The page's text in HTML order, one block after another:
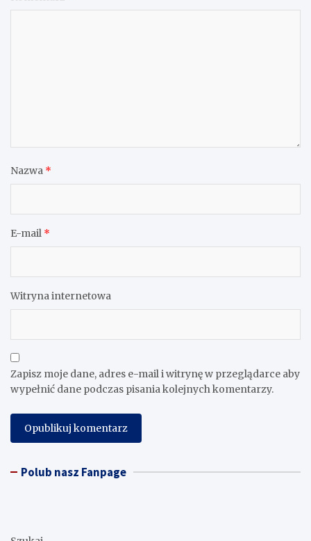
Nazwa *
E-mail *
Witryna internetowa
Zapisz moje dane, adres e-mail i witrynę w przeglądarce aby
wypełnić dane podczas pisania kolejnych komentarzy.
Polub nasz Fanpage